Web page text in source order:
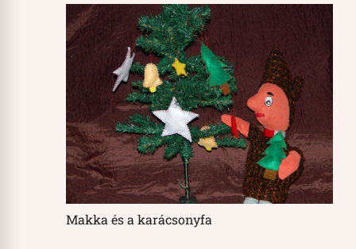
Post
Navigation
Makka és a karácsonyfa